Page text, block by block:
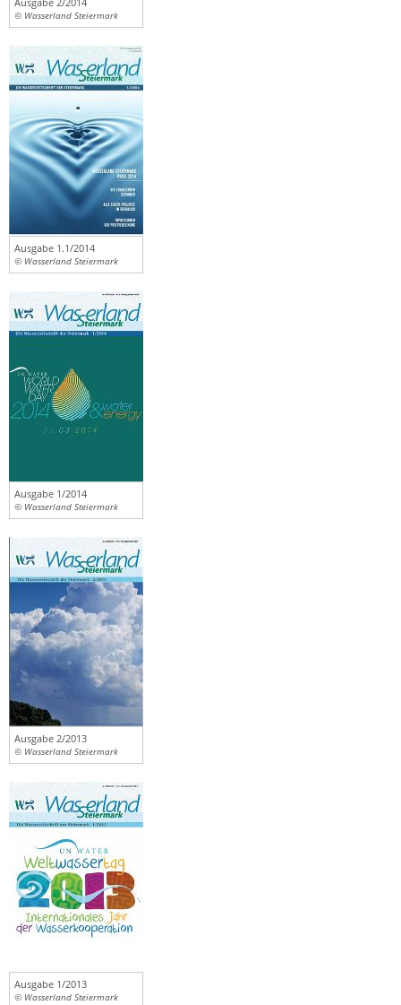
© Wasserland Steiermark
Ausgabe 1.1/2014
© Wasserland Steiermark
Ausgabe 1/2014
© Wasserland Steiermark
Ausgabe 2/2013
© Wasserland Steiermark
Ausgabe 1/2013
© Wasserland Steiermark